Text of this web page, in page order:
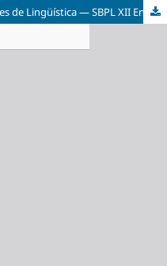
Sociedade Brasileira de Professores de Lingüística — SBPL XII Encontro